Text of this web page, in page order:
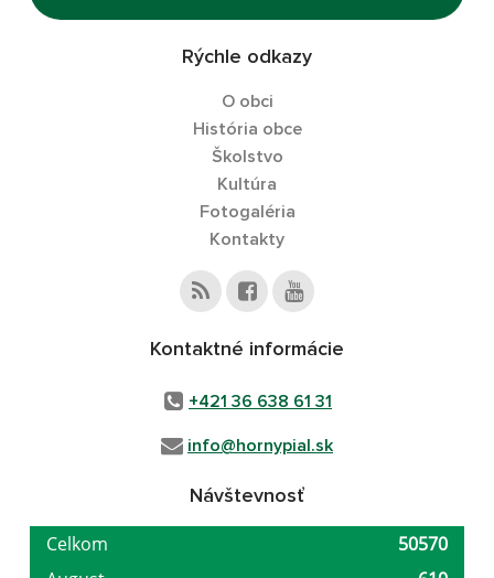
Rýchle odkazy
O obci
História obce
Školstvo
Kultúra
Fotogaléria
Kontakty
Kontaktné informácie
+421 36 638 61 31
info@hornypial.sk
Návštevnosť